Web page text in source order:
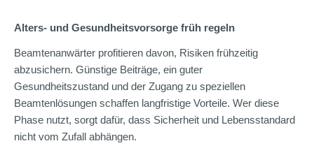
Alters- und Gesundheitsvorsorge früh regeln
Beamtenanwärter profitieren davon, Risiken frühzeitig
abzusichern. Günstige Beiträge, ein guter
Gesundheitszustand und der Zugang zu speziellen
Beamtenlösungen schaffen langfristige Vorteile. Wer diese
Phase nutzt, sorgt dafür, dass Sicherheit und Lebensstandard
nicht vom Zufall abhängen.